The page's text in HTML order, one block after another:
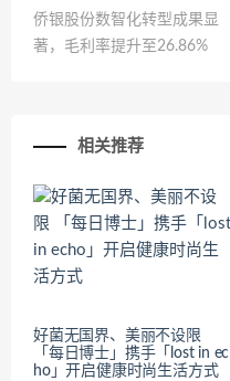
侨银股份数智化转型成果显
著，毛利率提升至26.86%
相关推荐
好菌无国界、美丽不设限
「每日博士」携手「lost in ec
ho」开启健康时尚生活方式